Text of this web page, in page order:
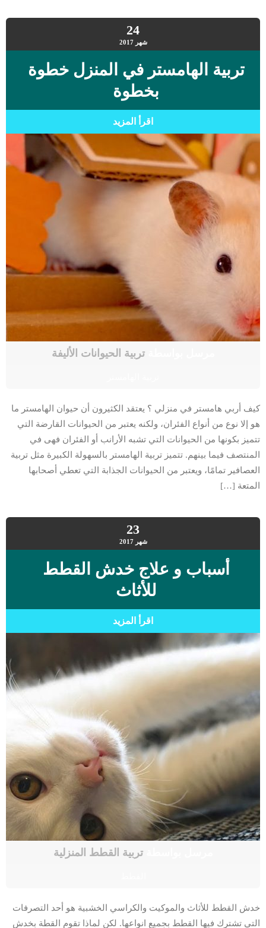
24
شهر2017
تربية الهامستر في المنزل خطوة
بخطوة
اقرأ المزيد
مرسل بواسطةتربية الحيوانات الأليفة
كيف أربي هامستر في منزلي ؟ يعتقد الكثيرون أن حيوان الهامستر ما
هو إلا نوع من أنواع الفئران، ولكنه يعتبر من الحيوانات القارضة التي
تتميز بكونها من الحيوانات التي تشبه الأرانب أو الفئران فهى في
المنتصف فيما بينهم. تتميز تربية الهامستر بالسهولة الكبيرة مثل تربية
العصافير تمامًا، ويعتبر من الحيوانات الجذابة التي تعطي أصحابها
المتعة […]
23
شهر2017
أسباب و علاج خدش القطط
للأثاث
اقرأ المزيد
مرسل بواسطةتربية القطط المنزلية
خدش القطط للأثاث والموكيت والكراسي الخشبية هو أحد التصرفات
التي تشترك فيها القطط بجميع انواعها. لكن لماذا تقوم القطة بخدش